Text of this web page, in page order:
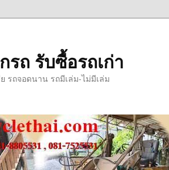
รถ รับซื้อรถเก่า
รถจอดนาน รถมีเล่ม-ไม่มีเล่ม